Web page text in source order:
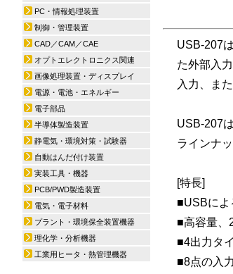
USB-207
た外部入
入力、ま
USB-207
ラインナ
[特長]
■USBによ
■高容量、
■4出力タ
■8点の入
PC・情報処理装置
制御・管理装置
CAD／CAM／CAE
オプトエレクトロニクス関連
画像処理装置・ディスプレイ
電源・電池・エネルギー
電子部品
半導体製造装置
静電気・環境対策・試験器
自動はんだ付け装置
実装工具・機器
PCB/PWD製造装置
電気・電子材料
プラント・環境保全装置機器
理化学・分析機器
工業用ヒータ・熱管理機器